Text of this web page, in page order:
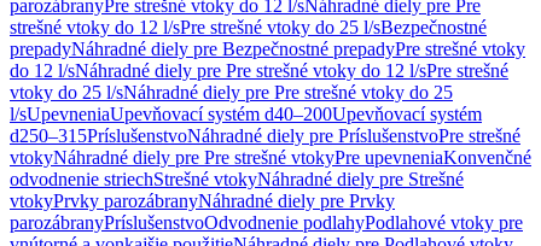
parozábranyPre strešné vtoky do 12 l/sNáhradné diely pre Pre
strešné vtoky do 12 l/sPre strešné vtoky do 25 l/sBezpečnostné
prepadyNáhradné diely pre Bezpečnostné prepadyPre strešné vtoky
do 12 l/sNáhradné diely pre Pre strešné vtoky do 12 l/sPre strešné
vtoky do 25 l/sNáhradné diely pre Pre strešné vtoky do 25
l/sUpevneniaUpevňovací systém d40–200Upevňovací systém
d250–315PríslušenstvoNáhradné diely pre PríslušenstvoPre strešné
vtokyNáhradné diely pre Pre strešné vtokyPre upevneniaKonvenčné
odvodnenie striechStrešné vtokyNáhradné diely pre Strešné
vtokyPrvky parozábranyNáhradné diely pre Prvky
parozábranyPríslušenstvoOdvodnenie podlahyPodlahové vtoky pre